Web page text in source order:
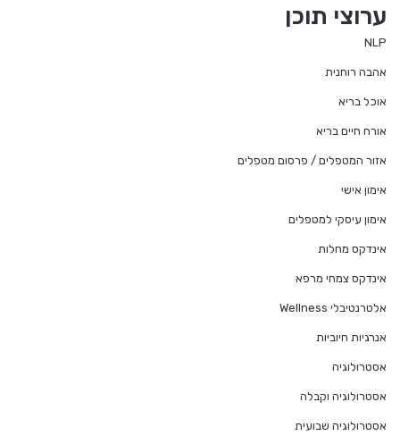
ערוצי תוכן
NLP
אהבה רוחנית
אוכל בריא
אורח חיים בריא
אזור המטפלים / פרסום מטפלים
אימון אישי
אימון עיסקי למטפלים
אינדקס מחלות
אינדקס צמחי מרפא
אלטרנטיבלי Wellness
אנרגיות חיוביות
אסטרולוגיה
אסטרולוגיה וקבלה
אסטרולוגיה שבועית